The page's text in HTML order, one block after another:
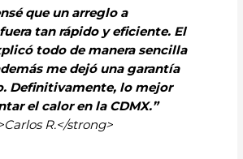
que un arreglo a
tan rápido y eficiente. El
todo de manera sencilla
me dejó una garantía
Definitivamente, lo mejor
el calor en la CDMX.”
R.</strong>